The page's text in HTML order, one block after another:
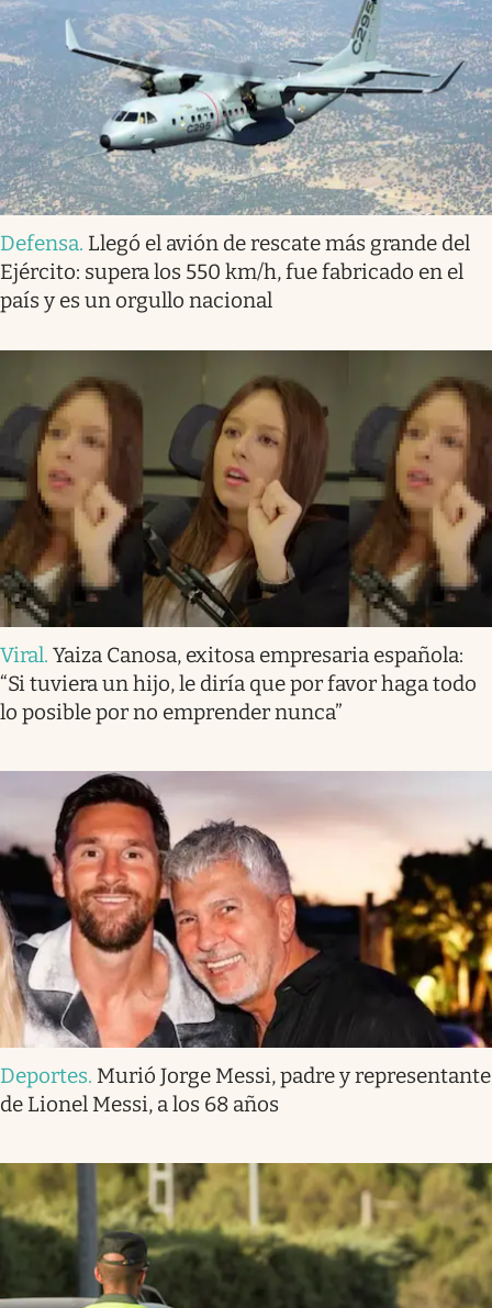
Defensa. Llegó el avión de rescate más grande del
Ejército: supera los 550 km/h, fue fabricado en el
país y es un orgullo nacional
Viral. Yaiza Canosa, exitosa empresaria española:
“Si tuviera un hijo, le diría que por favor haga todo
lo posible por no emprender nunca”
Deportes. Murió Jorge Messi, padre y representante
de Lionel Messi, a los 68 años